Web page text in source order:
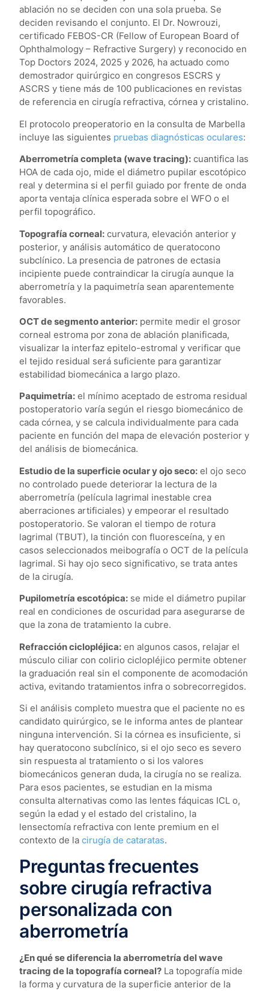
ablación no se deciden con una sola prueba. Se
deciden revisando el conjunto. El Dr. Nowrouzi,
certificado FEBOS-CR (Fellow of European Board of
Ophthalmology – Refractive Surgery) y reconocido en
Top Doctors 2024, 2025 y 2026, ha actuado como
demostrador quirúrgico en congresos ESCRS y
ASCRS y tiene más de 100 publicaciones en revistas
de referencia en cirugía refractiva, córnea y cristalino.
El protocolo preoperatorio en la consulta de Marbella
incluye las siguientes pruebas diagnósticas oculares:
Aberrometría completa (wave tracing): cuantifica las
HOA de cada ojo, mide el diámetro pupilar escotópico
real y determina si el perfil guiado por frente de onda
aporta ventaja clínica esperada sobre el WFO o el
perfil topográfico.
Topografía corneal: curvatura, elevación anterior y
posterior, y análisis automático de queratocono
subclínico. La presencia de patrones de ectasia
incipiente puede contraindicar la cirugía aunque la
aberrometría y la paquimetría sean aparentemente
favorables.
OCT de segmento anterior: permite medir el grosor
corneal estroma por zona de ablación planificada,
visualizar la interfaz epitelo-estromal y verificar que
el tejido residual será suficiente para garantizar
estabilidad biomecánica a largo plazo.
Paquimetría: el mínimo aceptado de estroma residual
postoperatorio varía según el riesgo biomecánico de
cada córnea, y se calcula individualmente para cada
paciente en función del mapa de elevación posterior y
del análisis de biomecánica.
Estudio de la superficie ocular y ojo seco: el ojo seco
no controlado puede deteriorar la lectura de la
aberrometría (película lagrimal inestable crea
aberraciones artificiales) y empeorar el resultado
postoperatorio. Se valoran el tiempo de rotura
lagrimal (TBUT), la tinción con fluoresceína, y en
casos seleccionados meibografía o OCT de la película
lagrimal. Si hay ojo seco significativo, se trata antes
de la cirugía.
Pupilometría escotópica: se mide el diámetro pupilar
real en condiciones de oscuridad para asegurarse de
que la zona de tratamiento la cubre.
Refracción ciclopléjica: en algunos casos, relajar el
músculo ciliar con colirio ciclopléjico permite obtener
la graduación real sin el componente de acomodación
activa, evitando tratamientos infra o sobrecorregidos.
Si el análisis completo muestra que el paciente no es
candidato quirúrgico, se le informa antes de plantear
ninguna intervención. Si la córnea es insuficiente, si
hay queratocono subclínico, si el ojo seco es severo
sin respuesta al tratamiento o si los valores
biomecánicos generan duda, la cirugía no se realiza.
Para esos pacientes, se estudian en la misma
consulta alternativas como las lentes fáquicas ICL o,
según la edad y el estado del cristalino, la
lensectomía refractiva con lente premium en el
contexto de lacirugía de cataratas.
Preguntas frecuentes
sobre cirugía refractiva
personalizada con
aberrometría
¿En qué se diferencia la aberrometría del wave
tracing de la topografía corneal? La topografía mide
la forma y curvatura de la superficie anterior de la